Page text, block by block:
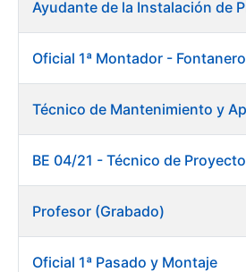
Oficial 1ª Montador - Fontanero
Profesor (Grabado)
Oficial 1ª Pasado y Montaje